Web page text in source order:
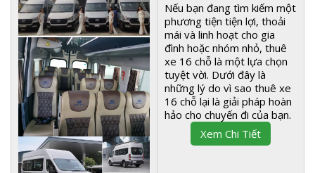
Nếu bạn đang tìm kiếm một
phương tiện tiện lợi, thoải
mái và linh hoạt cho gia
đình hoặc nhóm nhỏ, thuê
xe 16 chỗ là một lựa chọn
tuyệt vời. Dưới đây là
những lý do vì sao thuê xe
16 chỗ lại là giải pháp hoàn
hảo cho chuyến đi của bạn.
Xem Chi Tiết